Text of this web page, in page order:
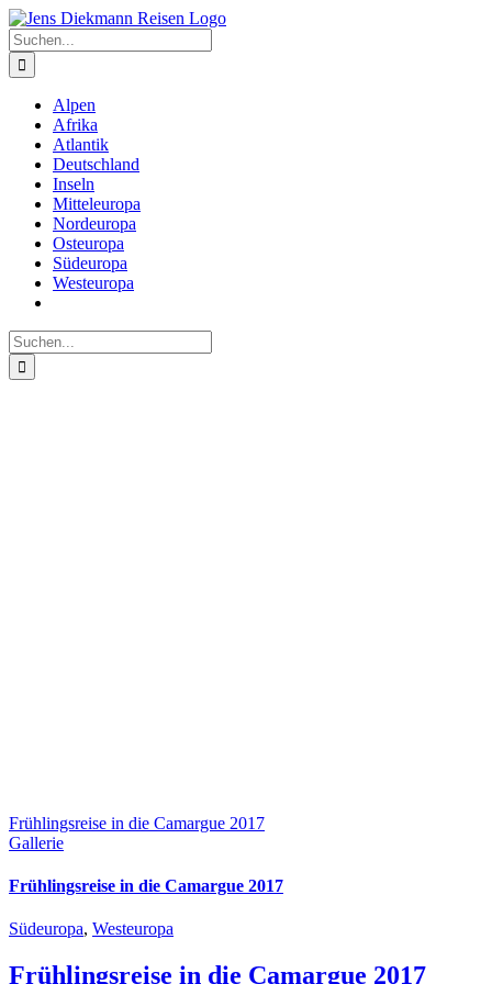
Zum
Inhalt
springen
Suche
nach:
Alpen
Afrika
Atlantik
Deutschland
Inseln
Mitteleuropa
Nordeuropa
Osteuropa
Südeuropa
Westeuropa
Suche
nach:
Frühlingsreise in die Camargue 2017
Gallerie
Frühlingsreise in die Camargue 2017
Südeuropa, Westeuropa
Frühlingsreise in die Camargue 2017